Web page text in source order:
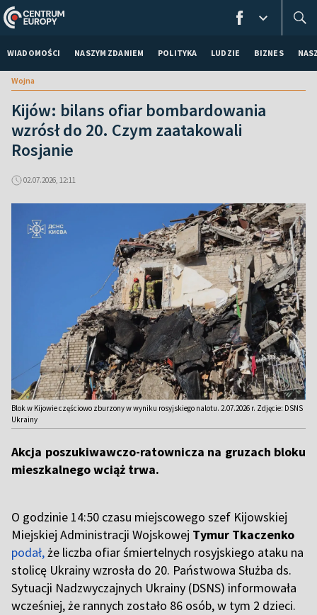
WIADOMOŚCI NASZYM ZDANIEM POLITYKA LUDZIE BIZNES
Wojna
Kijów: bilans ofiar bombardowania
wzrósł do 20. Czym zaatakowali
Rosjanie
02.07.2026, 12:11
Blok w Kijowie częściowo zburzony w wyniku rosyjskiego nalotu. 2.07.2026 r. Zdjęcie: DSNS
Ukrainy
Akcja poszukiwawczo-ratownicza na gruzach bloku
mieszkalnego wciąż trwa.
O godzinie 14:50 czasu miejscowego szef Kijowskiej
Miejskiej Administracji Wojskowej Tymur Tkaczenko
podał,że liczba ofiar śmiertelnych rosyjskiego ataku na
stolicę Ukrainy wzrosła do 20. Państwowa Służba ds.
Sytuacji Nadzwyczajnych Ukrainy (DSNS) informowała
wcześniej, że rannych zostało 86 osób, w tym 2 dzieci.